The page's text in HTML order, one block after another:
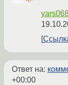
Ответ на:
+00:00